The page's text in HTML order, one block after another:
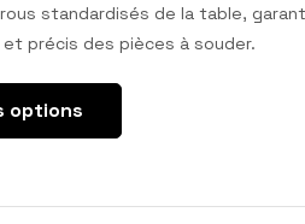
standardisés de la table,
précis des pièces à souder.
options